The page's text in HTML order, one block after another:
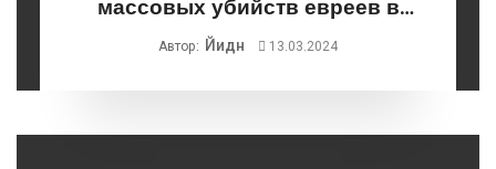
массовых убийств евреев в
Бабьем Яру
Автор: Йидн 13.03.2024